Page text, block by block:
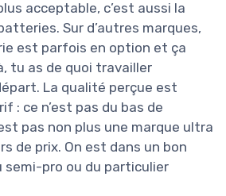
acceptable, c’est aussi la
Sur d’autres marques,
est parfois en option et ça
tu as de quoi travailler
La qualité perçue est
: ce n’est pas du bas de
pas non plus une marque ultra
de prix. On est dans un bon
semi-pro ou du particulier